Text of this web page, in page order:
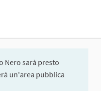
Nero sarà presto
un'area pubblica